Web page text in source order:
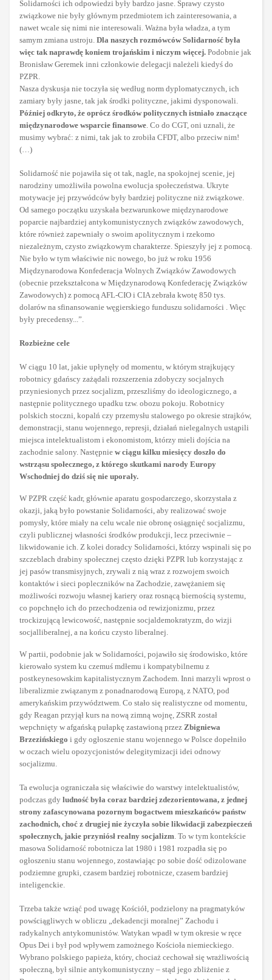
Solidarności ich odpowiedzi były bardzo jasne. Sprawy czysto
związkowe nie były głównym przedmiotem ich zainteresowania, a
nawet wcale się nimi nie interesowali. Ważna była władza, a tym
samym zmiana ustroju. Dla naszych rozmówców Solidarność była
więc tak naprawdę koniem trojańskim i niczym więcej. Podobnie jak
Bronisław Geremek inni członkowie delegacji należeli kiedyś do
PZPR.
Nasza dyskusja nie toczyła się według norm dyplomatycznych, ich
zamiary były jasne, tak jak środki polityczne, jakimi dysponowali.
Później odkryto, że oprócz środków politycznych istniało znaczące
międzynarodowe wsparcie finansowe. Co do CGT, oni uznali, że
musimy wybrać: z nimi, tak jak to zrobiła CFDT, albo przeciw nim!
(…)
Solidarność nie pojawiła się ot tak, nagle, na spokojnej scenie, jej
narodziny umożliwiła powolna ewolucja społeczeństwa. Ukryte
motywacje jej przywódców były bardziej polityczne niż związkowe.
Od samego początku uzyskała bezwarunkowe międzynarodowe
poparcie najbardziej antykomunistycznych związków zawodowych,
które również zapewniały o swoim apolitycznym i rzekomo
niezależnym, czysto związkowym charakterze. Spieszyły jej z pomocą.
Nie było w tym właściwie nic nowego, bo już w roku 1956
Międzynarodowa Konfederacja Wolnych Związków Zawodowych
(obecnie przekształcona w Międzynarodową Konfederację Związków
Zawodowych) z pomocą AFL-CIO i CIA zebrała kwotę 850 tys.
dolarów na sfinansowanie węgierskiego funduszu solidarności . Więc
były precedensy...”.
Rozbieżne cele
W ciągu 10 lat, jakie upłynęły od momentu, w którym strajkujący
robotnicy gdańscy zażądali rozszerzenia zdobyczy socjalnych
przyniesionych przez socjalizm, przeszliśmy do ideologicznego, a
następnie politycznego upadku tzw. obozu pokoju. Robotnicy
polskich stoczni, kopalń czy przemysłu stalowego po okresie strajków,
demonstracji, stanu wojennego, represji, działań nielegalnych ustąpili
miejsca intelektualistom i ekonomistom, którzy mieli dojścia na
zachodnie salony. Następnie w ciągu kilku miesięcy doszło do
wstrząsu społecznego, z którego skutkami narody Europy
Wschodniej do dziś się nie uporały.
W PZPR część kadr, głównie aparatu gospodarczego, skorzystała z
okazji, jaką było powstanie Solidarności, aby realizować swoje
pomysły, które miały na celu wcale nie obronę osiągnięć socjalizmu,
czyli publicznej własności środków produkcji, lecz przeciwnie –
likwidowanie ich. Z kolei doradcy Solidarności, którzy wspinali się po
szczeblach drabiny społecznej często dzięki PZPR lub korzystając z
jej pasów transmisyjnych, zrywali z nią wraz z rozwojem swoich
kontaktów i sieci popleczników na Zachodzie, zawężaniem się
możliwości rozwoju własnej kariery oraz rosnącą biernością systemu,
co popchnęło ich do przechodzenia od rewizjonizmu, przez
trockizującą lewicowość, następnie socjaldemokratyzm, do wizji
socjalliberalnej, a na końcu czysto liberalnej.
W partii, podobnie jak w Solidarności, pojawiło się środowisko, które
kierowało system ku czemuś mdłemu i kompatybilnemu z
postkeynesowskim kapitalistycznym Zachodem. Inni marzyli wprost o
liberalizmie związanym z ponadnarodową Europą, z NATO, pod
amerykańskim przywództwem. Co stało się realistyczne od momentu,
gdy Reagan przyjął kurs na nową zimną wojnę, ZSRR został
wepchnięty w afgańską pułapkę zastawioną przez Zbigniewa
Brzezińskiego i gdy ogłoszenie stanu wojennego w Polsce dopełniło
w oczach wielu opozycjonistów delegitymizacji idei odnowy
socjalizmu.
Ta ewolucja ograniczała się właściwie do warstwy intelektualistów,
podczas gdy ludność była coraz bardziej zdezorientowana, z jednej
strony zafascynowana pozornym bogactwem mieszkańców państw
zachodnich, choć z drugiej nie życzyła sobie likwidacji zabezpieczeń
społecznych, jakie przyniósł realny socjalizm. To w tym kontekście
masowa Solidarność robotnicza lat 1980 i 1981 rozpadła się po
ogłoszeniu stanu wojennego, zostawiając po sobie dość odizolowane
podziemne grupki, czasem bardziej robotnicze, czasem bardziej
inteligenckie.
Trzeba także wziąć pod uwagę Kościół, podzielony na pragmatyków
powściągliwych w obliczu „dekadencji moralnej” Zachodu i
radykalnych antykomunistów. Watykan wpadł w tym okresie w ręce
Opus Dei i był pod wpływem zamożnego Kościoła niemieckiego.
Wybrano polskiego papieża, który, chociaż cechował się wrażliwością
społeczną, był silnie antykomunistyczny – stąd jego zbliżenie z